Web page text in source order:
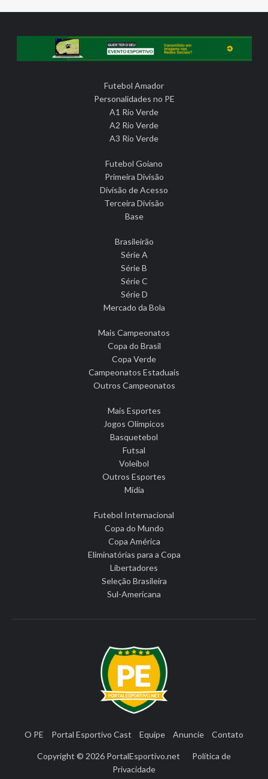
Futebol Amador
Personalidades no PE
A1 Rio Verde
A2 Rio Verde
A3 Rio Verde
Futebol Goiano
Primeira Divisão
Divisão de Acesso
Terceira Divisão
Base
Brasileirão
Série A
Série B
Série C
Série D
Mercado da Bola
Mais Campeonatos
Copa do Brasil
Copa Verde
Campeonatos Estaduais
Outros Campeonatos
Mais Esportes
Jogos Olímpicos
Basquetebol
Futsal
Voleibol
Outros Esportes
Mídia
Futebol Internacional
Copa do Mundo
Copa América
Eliminatórias para a Copa
Libertadores
Seleção Brasileira
Sul-Americana
O PE Portal Esportivo Cast Equipe Anuncie Contato
Copyright © 2026 PortalEsportivo.net
Política de
Privacidade